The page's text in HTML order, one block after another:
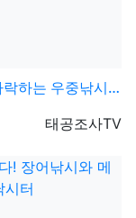
중낚시 중에 엄청난…
등록자
태공조사TV